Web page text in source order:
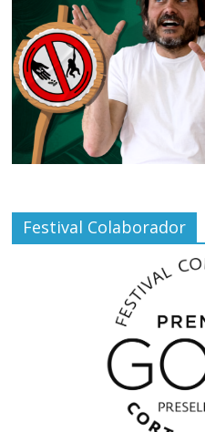
Festival Colaborador